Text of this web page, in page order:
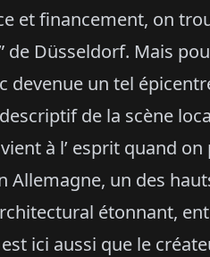
et financement, on
de Düsseldorf. Mais
devenue un tel
de la scène
à l’ esprit quand on
Allemagne, un des
étonnant,
ici aussi que le